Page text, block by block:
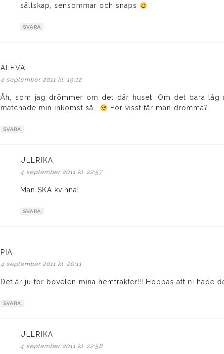
sällskap, sensommar och snaps
SVARA
ALFVA
4 september 2011 kl. 19:12
Åh, som jag drömmer om det där huset. Om det bara
matchade min inkomst så..
För visst får man drömma?
SVARA
ULLRIKA
4 september 2011 kl. 22:57
Man SKA kvinna!
SVARA
PIA
4 september 2011 kl. 20:11
Det är ju för bövelen mina hemtrakter!!! Hoppas att ni hade
SVARA
ULLRIKA
4 september 2011 kl. 22:58